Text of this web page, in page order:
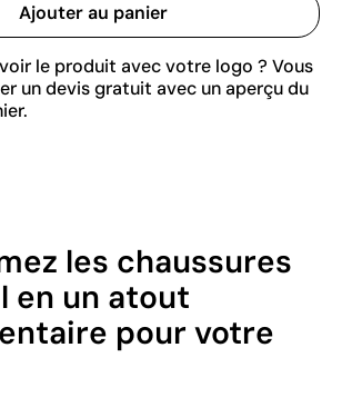
Ajouter au panier
le produit avec votre logo ? Vous
un devis gratuit avec un aperçu du
les chaussures
en un atout
pour votre